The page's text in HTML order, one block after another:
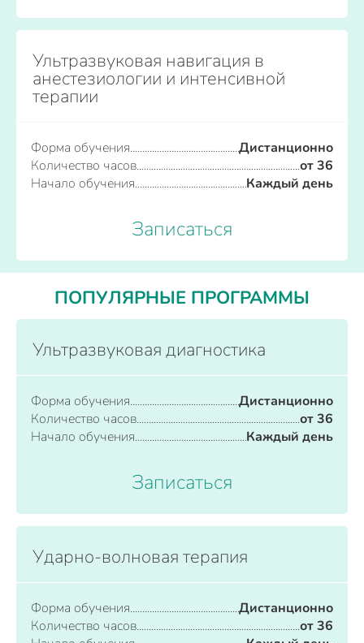
Ультразвуковая навигация в
анестезиологии и интенсивной
терапии
Форма обучения
Дистанционно
Количество часов
от 36
Начало обучения
Каждый день
Записаться
ПОПУЛЯРНЫЕ ПРОГРАММЫ
Ультразвуковая диагностика
Форма обучения
Дистанционно
Количество часов
от 36
Начало обучения
Каждый день
Записаться
Ударно-волновая терапия
Форма обучения
Дистанционно
Количество часов
от 36